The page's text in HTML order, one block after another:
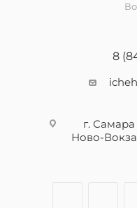
8
г. Самара
Ново-